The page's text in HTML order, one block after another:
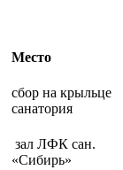
Место
сбор на крыльце
санатория
зал ЛФК сан.
«Сибирь»